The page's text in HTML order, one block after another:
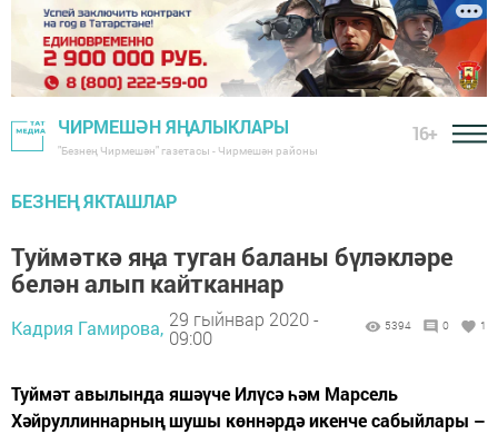
ЧИРМЕШӘН ЯҢАЛЫКЛАРЫ
"Безнең Чирмешән" газетасы - Чирмешән районы
16+
БЕЗНЕҢ ЯКТАШЛАР
Туймәткә яңа туган баланы бүләкләре
белән алып кайтканнар
Кадрия Гамирова, 29 гыйнвар 2020 -
09:00
5394 0 1
Туймәт авылында яшәүче Илүсә һәм Марсель
Хәйруллиннарның шушы көннәрдә икенче сабыйлары –